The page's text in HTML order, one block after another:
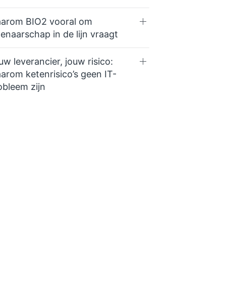
BIO2 vooral om
in de lijn vraagt
leverancier, jouw risico:
ketenrisico’s geen IT-
zijn